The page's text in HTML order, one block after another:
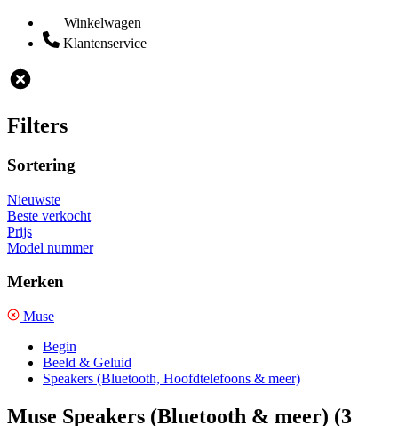
Winkelwagen
Klantenservice
Filters
Sortering
Nieuwste
Beste verkocht
Prijs
Model nummer
Merken
Muse
Begin
Beeld & Geluid
Speakers (Bluetooth, Hoofdtelefoons & meer)
Muse Speakers (Bluetooth & meer) (3